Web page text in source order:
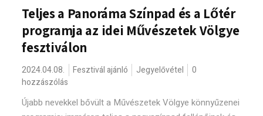
Teljes a Panoráma Színpad és a Lőtér
programja az idei Művészetek Völgye
fesztiválon
2024.04.08. Fesztivál ajánló Jegyelővétel
0
hozzászólás
Újabb nevekkel bővült a Művészetek Völgye könnyűzenei